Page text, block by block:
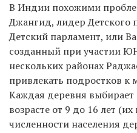
В Индии похожими
Джангид, лидер Детского
Детский парламент, или
созданный при участии
нескольких районах
привлекать подростков к
Каждая деревня выбирает
возрасте от 9 до 16 лет
численности населения